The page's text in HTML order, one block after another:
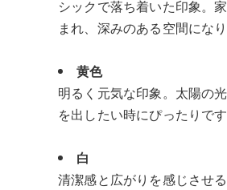
シックで落ち着いた印象。
まれ、深みのある空間になり
黄色
明るく元気な印象。太陽の
を出したい時にぴったりです
白
清潔感と広がりを感じさせ